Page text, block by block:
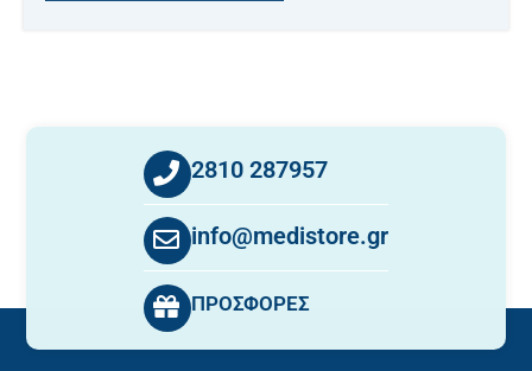
2810 287957
info@medistore.gr
ΠΡΟΣΦΟΡΕΣ